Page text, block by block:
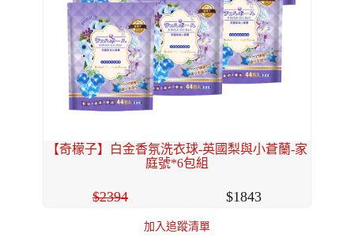
【奇檬子】白金香氛洗衣球-英國梨與小蒼蘭-家
庭號*6包組
2394 1843
加入追蹤清單